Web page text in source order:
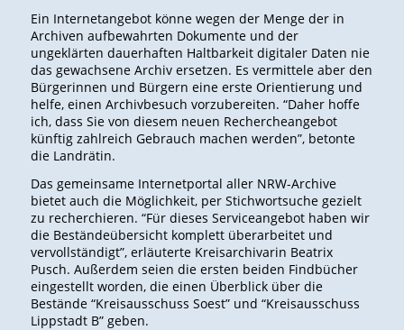
Ein Internetangebot könne wegen der Menge der in
Archiven aufbewahrten Dokumente und der
ungeklärten dauerhaften Haltbarkeit digitaler Daten nie
das gewachsene Archiv ersetzen. Es vermittele aber den
Bürgerinnen und Bürgern eine erste Orientierung und
helfe, einen Archivbesuch vorzubereiten. “Daher hoffe
ich, dass Sie von diesem neuen Rechercheangebot
künftig zahlreich Gebrauch machen werden”, betonte
die Landrätin.
Das gemeinsame Internetportal aller NRW-Archive
bietet auch die Möglichkeit, per Stichwortsuche gezielt
zu recherchieren. “Für dieses Serviceangebot haben wir
die Beständeübersicht komplett überarbeitet und
vervollständigt”, erläuterte Kreisarchivarin Beatrix
Pusch. Außerdem seien die ersten beiden Findbücher
eingestellt worden, die einen Überblick über die
Bestände “Kreisausschuss Soest” und “Kreisausschuss
Lippstadt B” geben.